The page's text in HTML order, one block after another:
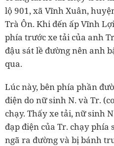
lộ 901, xã Vĩnh Xuân,
Trà Ôn. Khi đến ấp Vĩnh
phía trước xe tải của anh
đậu sát lề đường nên anh
qua.
Lúc này, bên phía phần
điện do nữ sinh N. và Tr.
chạy. Thấy xe tải, nữ sinh
đạp điện của Tr. chạy phía
ngã ra đường và bị bánh